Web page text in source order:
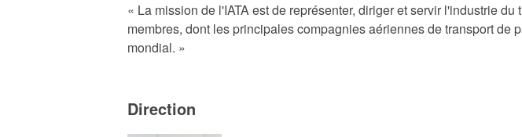
« La mission de l'IATA est de représenter, diriger et servir l'industrie
membres, dont les principales compagnies aériennes de transport de
mondial. »
Direction